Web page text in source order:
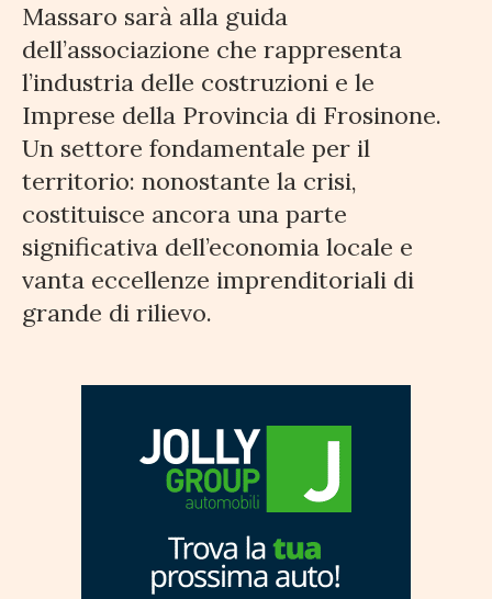
Massaro sarà alla guida
dell’associazione che rappresenta
l’industria delle costruzioni e le
Imprese della Provincia di Frosinone.
Un settore fondamentale per il
territorio: nonostante la crisi,
costituisce ancora una parte
significativa dell’economia locale e
vanta eccellenze imprenditoriali di
grande di rilievo.